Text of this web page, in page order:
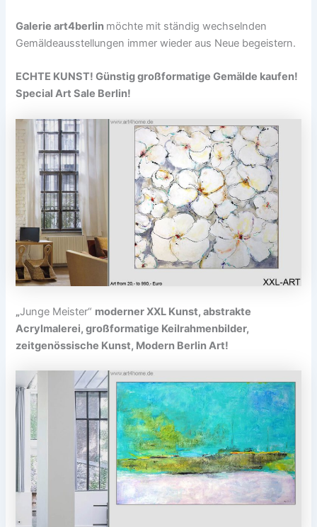
Galerie art4berlin möchte mit ständig wechselnden
Gemäldeausstellungen immer wieder aus Neue begeistern.
ECHTE KUNST! Günstig großformatige Gemälde kaufen!
Special Art Sale Berlin!
„Junge Meister“ moderner XXL Kunst, abstrakte
Acrylmalerei, großformatige Keilrahmenbilder,
zeitgenössische Kunst, Modern Berlin Art!